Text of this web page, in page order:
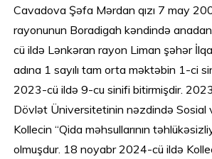
Cavadova Şəfa Mərdan qızı 7 may
rayonunun Boradigah kəndində
cü ildə Lənkəran rayon Liman şəhər
adına 1 sayılı tam orta məktəbin 1-ci
2023-cü ildə 9-cu sinifi bitirmişdir.
Dövlət Üniversitetinin nəzdində Sosial
Kollecin “Qida məhsullarının
olmuşdur. 18 noyabr 2024-cü ildə